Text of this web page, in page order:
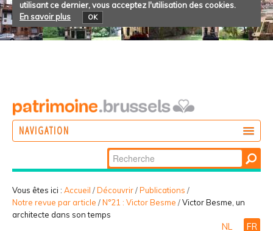
utilisant ce dernier, vous acceptez l'utilisation des cookies.
En savoir plus
OK
NAVIGATION
PARTICIPER
Chercher par
Recherche
avancée…
Vous êtes ici : Accueil /Découvrir/Publications /
Notre revue par article /N°21 : Victor Besme /Victor Besme, un
architecte dans son temps
NL FR